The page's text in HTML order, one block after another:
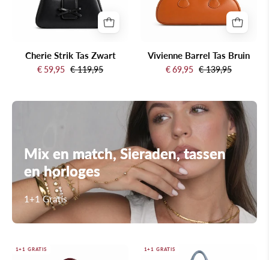
Cherie Strik Tas Zwart
€ 59,95 € 119,95
Vivienne Barrel Tas Bruin
€ 69,95 € 139,95
Mix en match, Sieraden, tassen
en horloges
1+1 Gratis
1+1 GRATIS
Noemie
1+1 GRATIS